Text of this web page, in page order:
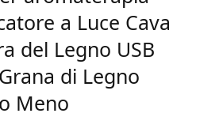
a Luce Cava
del Legno USB
di Legno
Meno